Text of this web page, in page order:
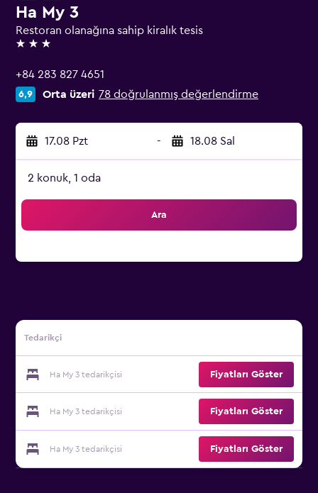
Ha My 3
Restoran olanağına sahip kiralık tesis
3 yıldız
+84 283 827 4651
6,9 Orta üzeri 78 doğrulanmış değerlendirme
17.08 Pzt - 18.08 Sal
2 konuk, 1 oda
Ara
Tedarikçi
Ha My 3 tedarikçisi Fiyatları Göster
Ha My 3 tedarikçisi Fiyatları Göster
Ha My 3 tedarikçisi Fiyatları Göster